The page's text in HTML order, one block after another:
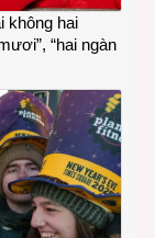
không hai
“hai ngàn